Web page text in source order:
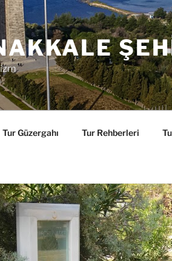
Tur Güzergahı Tur Rehberleri